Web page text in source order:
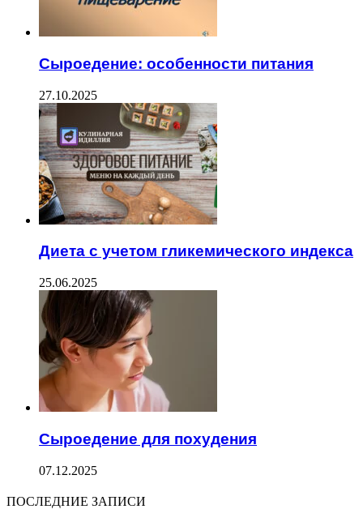
Сыроедение: особенности питания
27.10.2025
Диета с учетом гликемического индекса
25.06.2025
Сыроедение для похудения
07.12.2025
ПОСЛЕДНИЕ ЗАПИСИ